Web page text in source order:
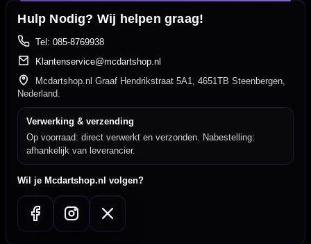
Hulp Nodig? Wij helpen graag!
Tel: 085-8769938
Klantenservice@mcdartshop.nl
Mcdartshop.nl Graaf Hendrikstraat 5A1, 4651TB Steenbergen,
Nederland.
Verwerking & verzending
Op voorraad: direct verwerkt en verzonden. Nabestelling:
afhankelijk van leverancier.
Wil je Mcdartshop.nl volgen?